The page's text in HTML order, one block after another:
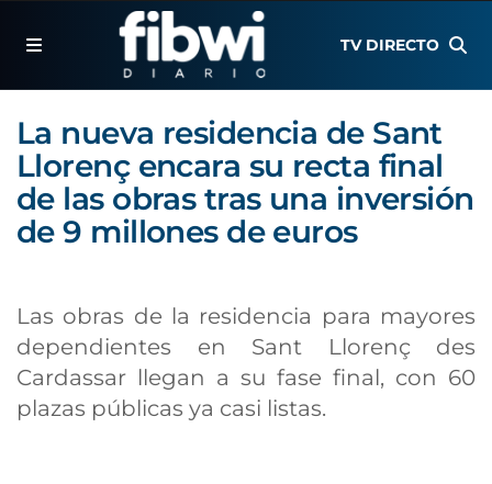
TV DIRECTO
La nueva residencia de Sant
Llorenç encara su recta final
de las obras tras una inversión
de 9 millones de euros
Las obras de la residencia para mayores
dependientes en Sant Llorenç des
Cardassar llegan a su fase final, con 60
plazas públicas ya casi listas.